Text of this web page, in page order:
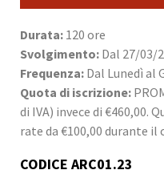
Durata: 120 ore
Svolgimento: Dal 27/03/
Frequenza: Dal Lunedì al
Quota di iscrizione:
di IVA) invece di €460,00.
rate da €100,00 durante il
CODICE ARC01.23